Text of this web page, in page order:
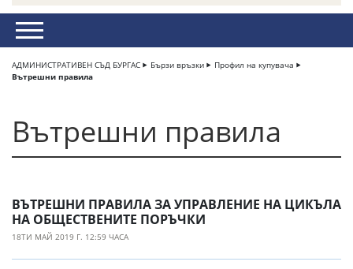
АДМИНИСТРАТИВЕН СЪД БУРГАС Бързи връзки
Профил на купувача
Вътрешни правила
Вътрешни правила
ВЪТРЕШНИ ПРАВИЛА ЗА УПРАВЛЕНИЕ НА ЦИКЪЛА
НА ОБЩЕСТВЕНИТЕ ПОРЪЧКИ
18ТИ МАЙ 2019 Г. 12:59 ЧАСА